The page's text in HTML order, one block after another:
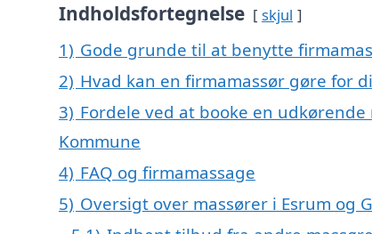
Indholdsfortegnelse skjul
1) Gode grunde til at benytte
2) Hvad kan en firmamassør gøre for
3) Fordele ved at booke en
Kommune
4) FAQ og firmamassage
5) Oversigt over massører i Esrum og